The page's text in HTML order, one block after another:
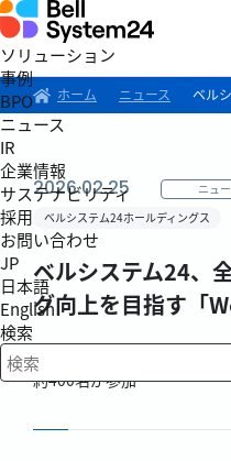
ソリューション
事例
BPO
ニュース
IR
企業情報
サステナビリティ
採用
お問い合わせ
JP
日本語
English
検索
検索キーワード入力
ホーム ニュース ベル
2026.02.25
ニュ
ベルシステム24ホールディングス
ベルシステム24、
グ向上を目指す「
多様な個性が輝く働きがい
約400名が参加